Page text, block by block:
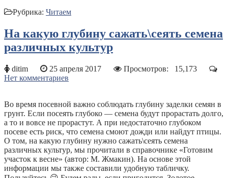
Рубрика: Читаем
На какую глубину сажать\сеять семена
различных культур
ditim 25 апреля 2017 Просмотров: 15,173
Нет комментариев
Во время посевной важно соблюдать глубину заделки семян в
грунт. Если посеять глубоко — семена будут прорастать долго,
а то и вовсе не прорастут. А при недостаточно глубоком
посеве есть риск, что семена смоют дожди или найдут птицы.
О том, на какую глубину нужно сажать\сеять семена
различных культур, мы прочитали в справочнике «Готовим
участок к весне» (автор: М. Жмакин). На основе этой
информации мы также составили удобную табличку.